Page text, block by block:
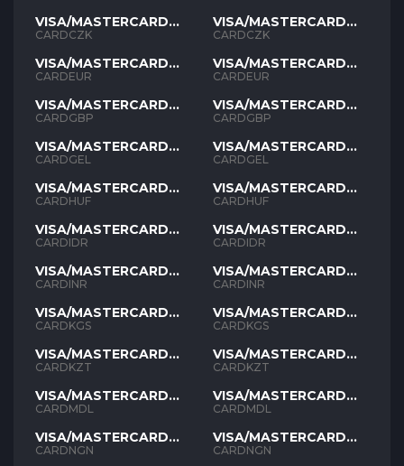
VISA/MASTERCARD
CZK
CARDCZK
VISA/MASTERCARD
EUR
CARDEUR
VISA/MASTERCARD
GBP
CARDGBP
VISA/MASTERCARD
GEL
CARDGEL
VISA/MASTERCARD
HUF
CARDHUF
VISA/MASTERCARD
IDR
CARDIDR
VISA/MASTERCARD
INR
CARDINR
VISA/MASTERCARD
KGS
CARDKGS
VISA/MASTERCARD
KZT
CARDKZT
VISA/MASTERCARD
MDL
CARDMDL
VISA/MASTERCARD
NGN
CARDNGN
VISA/MASTERCARD
CZK
CARDCZK
VISA/MASTERCARD
EUR
CARDEUR
VISA/MASTERCARD
GBP
CARDGBP
VISA/MASTERCARD
GEL
CARDGEL
VISA/MASTERCARD
HUF
CARDHUF
VISA/MASTERCARD
IDR
CARDIDR
VISA/MASTERCARD
INR
CARDINR
VISA/MASTERCARD
KGS
CARDKGS
VISA/MASTERCARD
KZT
CARDKZT
VISA/MASTERCARD
MDL
CARDMDL
VISA/MASTERCARD
NGN
CARDNGN